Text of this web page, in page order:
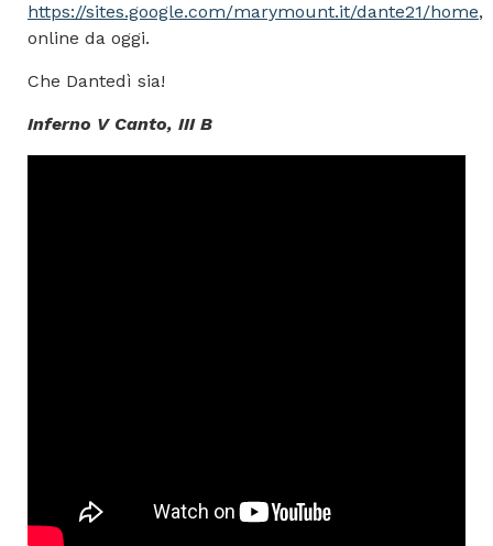
https://sites.google.com/marymount.it/dante21/home,
online da oggi.
Che Dantedì sia!
Inferno V Canto, III B